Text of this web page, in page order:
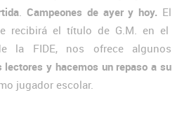
.Campeones de ayer y hoy. El
recibirá el título de G.M. en el
la FIDE, nos ofrece algunos
lectores y hacemos un repaso a su
jugador escolar.